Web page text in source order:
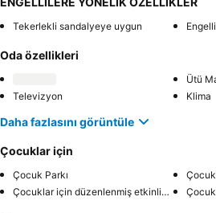
Tekerlekli sandalyeye uygun
Oda özellikleri
Ütü
Televizyon
Klima
Daha fazlasını görüntüle
Çocuklar için
Çocuk Parkı
Çocuklar için düzenlenmiş etkinlikler